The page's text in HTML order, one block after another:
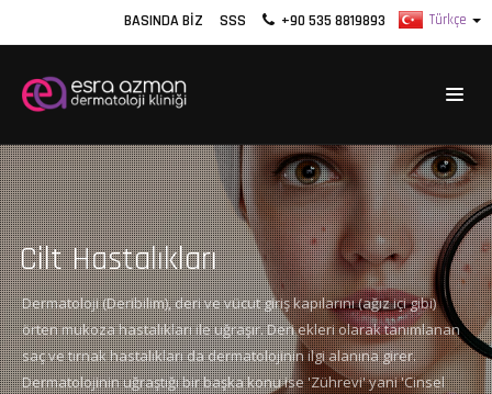
BASINDA BIZ SSS +90 535 8819893
Cilt Hastalıkları
Dermatoloji (Deribilim), deri ve vücut giriş kapılarını (ağız içi gibi)
örten mukoza hastalıkları ile uğraşır. Deri ekleri olarak tanımlanan
saç ve tırnak hastalıkları da dermatolojinin ilgi alanına girer.
Dermatolojinin uğraştığı bir başka konu ise 'Zührevi' yani 'Cinsel